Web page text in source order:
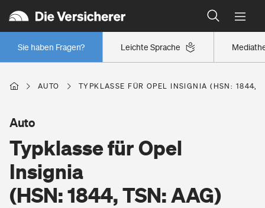
Leichte Sprache
Sie haben Fragen?
Wer versichert was: Jetzt Versicherer finden
Regionalklassen: So ist Ihre Region eingestuft
Wer versichert was: Jetzt Versicherer finden
Berufsunfähigkeitsversicherung
Erwerbsunfähigkeitsversicherung
Wohnen
Wohngebäudeversicherung
AUTO TYPKLASSE FÜR OPEL INSIGNIA (HSN: 1844,
Typklasse für Opel
Insignia
(HSN: 1844, TSN: AAG)
Auto